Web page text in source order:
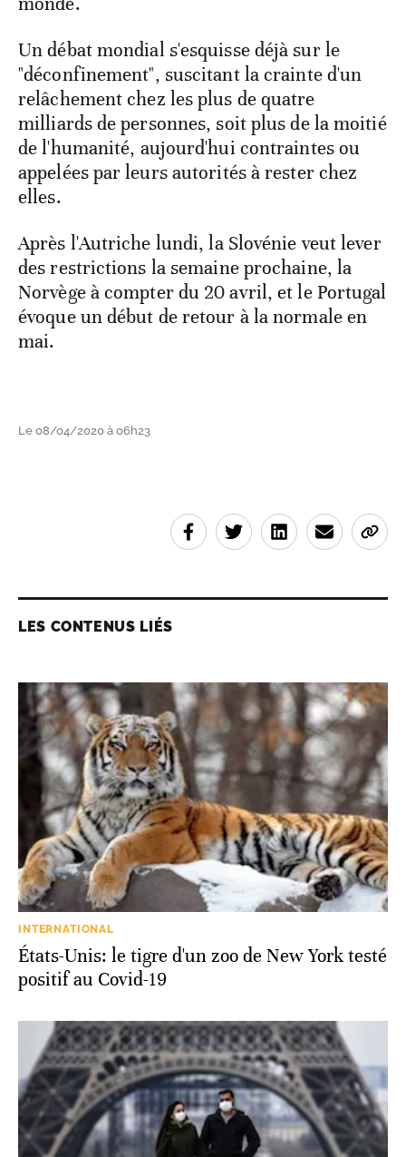
Un débat mondial s'esquisse déjà sur le
"déconfinement", suscitant la crainte d'un
relâchement chez les plus de quatre
milliards de personnes, soit plus de la moitié
de l'humanité, aujourd'hui contraintes ou
appelées par leurs autorités à rester chez
elles.
Après l'Autriche lundi, la Slovénie veut lever
des restrictions la semaine prochaine, la
Norvège à compter du 20 avril, et le Portugal
évoque un début de retour à la normale en
mai.
Le 08/04/2020 à 06h23
LES CONTENUS LIÉS
INTERNATIONAL
États-Unis: le tigre d'un zoo de New York testé
positif au Covid-19